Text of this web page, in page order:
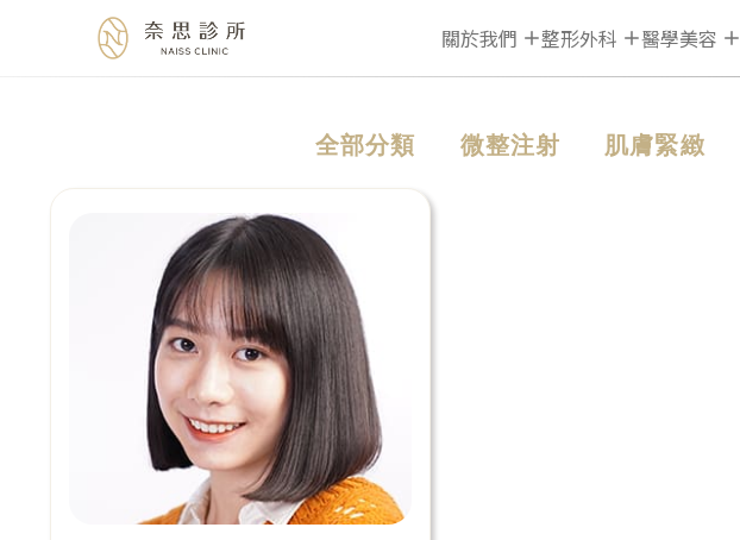
關於我們 整形外科 醫學美容
全部分類 微整注射 肌膚緊緻